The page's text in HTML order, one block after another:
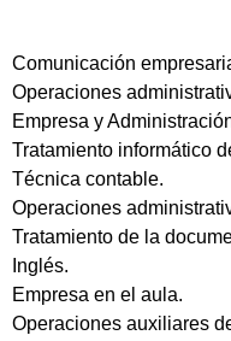
Comunicación
Operaciones
Empresa y
Tratamiento informático
Técnica contable.
Operaciones
Tratamiento de la
Inglés.
Empresa en el aula.
Operaciones auxiliares